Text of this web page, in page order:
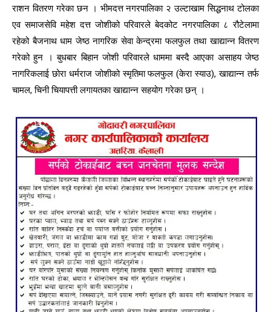
राशन वितरण गरेका छन । भीमदत्त नगरपालिका २ उल्टाखाम सिद्धनाथ टोलका
एव समाजसेवि महेश दत्त जोशीको परिवारले बेदकोट नगरपालिका ८ रौटेलामा
रहेको बैजनाथ धाम जेष्ठ नागरिक सेवा केन्द्रमा फलफुल तथा खाद्यान्न वितरण
गरेको हुन । बुधबार बिहान जोशी परिवारले धाममा बस्दै आएका असाहय जेष्ठ
नागरिकलाई छोरा धर्मराज जोशीको स्मृतिमा फलफुल (केरा स्याउ), खाद्यान्न तर्फ
चामल, चिनी चियापत्ती लगायतका खाद्यान्न सहयोग गरेका छन् ।